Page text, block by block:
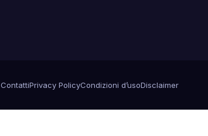
ContattiPrivacy PolicyCondizioni d’usoDisclaimer